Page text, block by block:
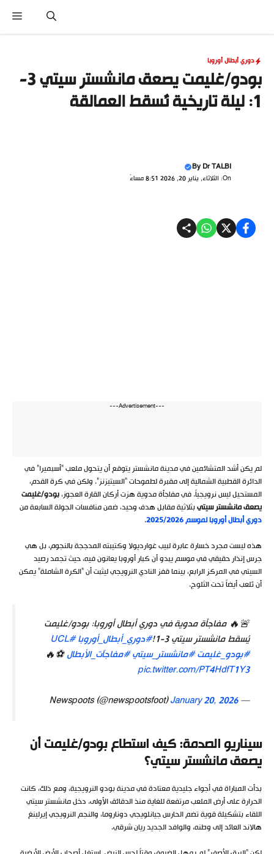
المحتوى
دوري أبطال أوروبا
بودو/غليمت يصعق مانشستر سيتي 3-
1: ليلة تاريخية تُسقط العمالقة
ByDr TALBI
On: الثلاثاء, يناير 20, 2026 8:51 مساءً
---Advertisement---
لم يكن أشد المتشائمين في مدينة مانشستر يتوقع أن يتحول ملعب “أسبميرا” في
الدائرة القطبية الشمالية إلى مقبرة لطموحات “السيتيزنز”. ولكن في كرة القدم،
المستحيل ليس نرويجياً. في مفاجأة مدوية هزت أركان القارة العجوز،بودو/غليمت
يصعق مانشستر سيتيبثلاثية مقابل هدف وحيد، ضمن منافسات الجولة السابعة من
دوري أبطال أوروبا لموسم 2025/2026
.
هذه ليست مجرد خسارة عابرة لبيب غوارديولا وكتيبته المدججة بالنجوم، بل هي
جرس إنذار حقيقي في موسم يبدو أن كبار أوروبا يعانون فيه، حيث تجمد رصيد
السيتي في المركز الرابع، بينما قفز النادي النرويجي ليثبت أن “الكرة الشاملة” يمكن
أن تُلعب أيضاً تحت الثلوج.
🚨🔥 مفاجأة مدوية في دوري أبطال أوروبا: بودو/غليمت
يُسقط مانشستر سيتي 3-1!
#دوري_أبطال_أوروبا#UCL
#بودو_غليمت#مانشستر_سيتي#مفاجآت_الأبطال⚽🔥
pic.twitter.com/PT4HdfT1Y3
— Newspoots (@newspootsfoot)
January 20, 2026
سيناريو الصدمة: كيف استطاع بودو/غليمت أن
يصعق مانشستر سيتي؟
بدأت المباراة في أجواء جليدية معتادة في مدينة بودو النرويجية، ومع ذلك، كانت
الحرارة على أرض الملعب مرتفعة للغاية منذ الدقائق الأولى. دخل مانشستر سيتي
اللقاء بتشكيلة قوية تضم الحارس جيانلويجي دوناروما، والنجم النرويجي إيرلينغ
هالاند العائد إلى وطنه، والوافد الجديد ريان شرقي.